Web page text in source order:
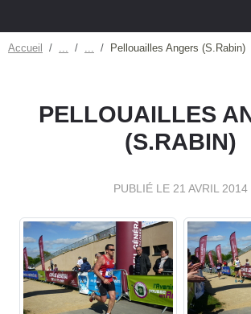
Accueil Pellouailles Angers (S.Rabin)
PELLOUAILLES
(S.RABIN)
PUBLIÉ LE 21 AVRIL 2014